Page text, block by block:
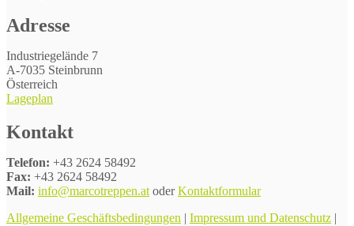
Adresse
Industriegelände 7
A-7035 Steinbrunn
Österreich
Lageplan
Kontakt
Telefon: +43 2624 58492
Fax: +43 2624 58492
Mail: info@marcotreppen.at oderKontaktformular
Allgemeine Geschäftsbedingungen | Impressum und Datenschutz |